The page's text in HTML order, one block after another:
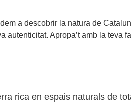
a descobrir la natura de
autenticitat. Apropa’t amb la teva
rica en espais naturals de